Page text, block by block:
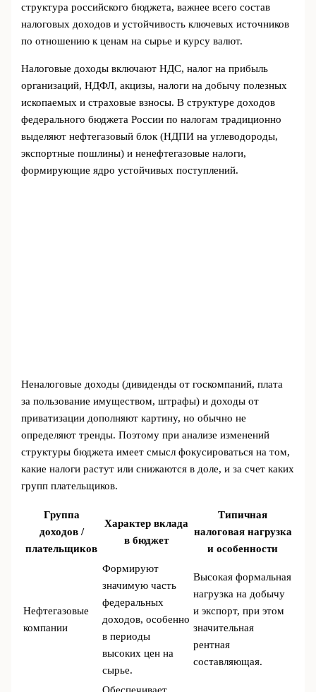
структура российского бюджета, важнее всего состав
налоговых доходов и устойчивость ключевых источников
по отношению к ценам на сырье и курсу валют.
Налоговые доходы включают НДС, налог на прибыль
организаций, НДФЛ, акцизы, налоги на добычу полезных
ископаемых и страховые взносы. В структуре доходов
федерального бюджета России по налогам традиционно
выделяют нефтегазовый блок (НДПИ на углеводороды,
экспортные пошлины) и ненефтегазовые налоги,
формирующие ядро устойчивых поступлений.
Неналоговые доходы (дивиденды от госкомпаний, плата
за пользование имуществом, штрафы) и доходы от
приватизации дополняют картину, но обычно не
определяют тренды. Поэтому при анализе изменений
структуры бюджета имеет смысл фокусироваться на том,
какие налоги растут или снижаются в доле, и за счет каких
групп плательщиков.
Группа
доходов /
плательщиков
Характер вклада
в бюджет
Типичная
налоговая нагрузка
и особенности
Нефтегазовые
компании
Формируют
значимую часть
федеральных
доходов, особенно
в периоды
высоких цен на
сырье.
Высокая формальная
нагрузка на добычу
и экспорт, при этом
значительная
рентная
составляющая.